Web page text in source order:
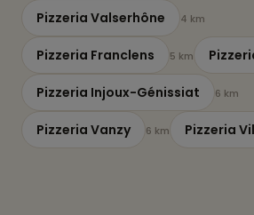
Pizzeria Valserhône 4 km
Pizzeria Franclens 5 km
Pizzeria Injoux-Génissiat 6 km
Pizzeria Vanzy 6 km Pizzeria